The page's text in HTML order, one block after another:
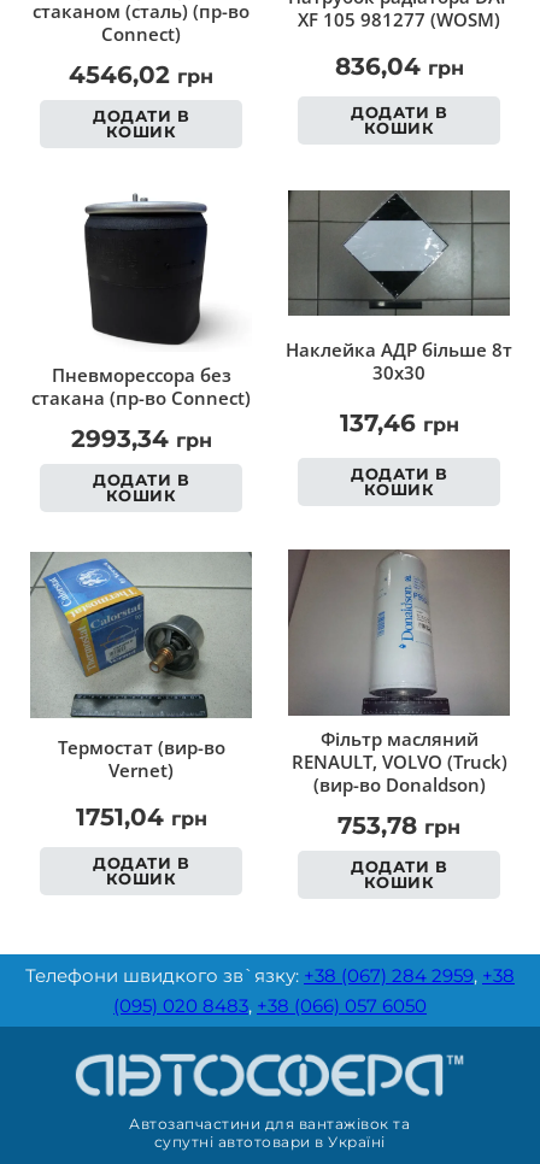
стаканом (сталь) (пр-во
Connect)
4546,02 грн
ДОДАТИ В
КОШИК
XF 105 981277 (WOSM)
836,04 грн
ДОДАТИ В
КОШИК
Пневморессора без
стакана (пр-во Connect)
2993,34 грн
ДОДАТИ В
КОШИК
Наклейка АДР більше 8т
30х30
137,46 грн
ДОДАТИ В
КОШИК
Термостат (вир-во
Vernet)
1751,04 грн
ДОДАТИ В
КОШИК
Фільтр масляний
RENAULT, VOLVO (Truck)
(вир-во Donaldson)
753,78 грн
ДОДАТИ В
КОШИК
Телефони швидкого зв`язку: +38 (067) 284 2959, +38
(095) 020 8483, +38 (066) 057 6050
Автозапчастини для вантажівок та
супутні автотовари в Україні